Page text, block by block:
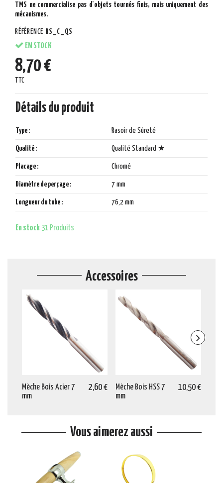
TMS ne commercialise pas d'objets tournés finis, mais uniquement des
mécanismes.
RÉFÉRENCE RS_C_QS
EN STOCK
8,70 €
TTC
Détails du produit
Type : Rasoir de Sûreté
Qualité : Qualité Standard ★
Placage : Chromé
Diamètre de perçage : 7 mm
Longueur du tube : 76,2 mm
En stock 31 Produits
Accessoires
Mèche Bois Acier 7
mm
2,60 €
Mèche Bois HSS 7
mm
10,50 €
Vous aimerez aussi